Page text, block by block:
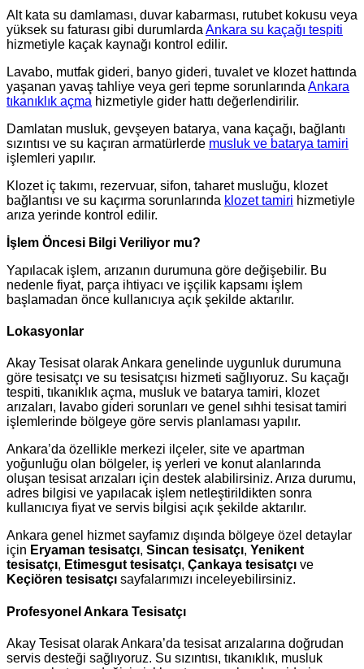
Alt kata su damlaması, duvar kabarması, rutubet kokusu veya
yüksek su faturası gibi durumlarda Ankara su kaçağı tespiti
hizmetiyle kaçak kaynağı kontrol edilir.
Lavabo, mutfak gideri, banyo gideri, tuvalet ve klozet hattında
yaşanan yavaş tahliye veya geri tepme sorunlarında Ankara
tıkanıklık açma hizmetiyle gider hattı değerlendirilir.
Damlatan musluk, gevşeyen batarya, vana kaçağı, bağlantı
sızıntısı ve su kaçıran armatürlerde musluk ve batarya tamiri
işlemleri yapılır.
Klozet iç takımı, rezervuar, sifon, taharet musluğu, klozet
bağlantısı ve su kaçırma sorunlarında klozet tamiri hizmetiyle
arıza yerinde kontrol edilir.
İşlem Öncesi Bilgi Veriliyor mu?
Yapılacak işlem, arızanın durumuna göre değişebilir. Bu
nedenle fiyat, parça ihtiyacı ve işçilik kapsamı işlem
başlamadan önce kullanıcıya açık şekilde aktarılır.
Lokasyonlar
Akay Tesisat olarak Ankara genelinde uygunluk durumuna
göre tesisatçı ve su tesisatçısı hizmeti sağlıyoruz. Su kaçağı
tespiti, tıkanıklık açma, musluk ve batarya tamiri, klozet
arızaları, lavabo gideri sorunları ve genel sıhhi tesisat tamiri
işlemlerinde bölgeye göre servis planlaması yapılır.
Ankara’da özellikle merkezi ilçeler, site ve apartman
yoğunluğu olan bölgeler, iş yerleri ve konut alanlarında
oluşan tesisat arızaları için destek alabilirsiniz. Arıza durumu,
adres bilgisi ve yapılacak işlem netleştirildikten sonra
kullanıcıya fiyat ve servis bilgisi açık şekilde aktarılır.
Ankara genel hizmet sayfamız dışında bölgeye özel detaylar
için Eryaman tesisatçı, Sincan tesisatçı, Yenikent
tesisatçı, Etimesgut tesisatçı, Çankaya tesisatçı ve
Keçiören tesisatçı sayfalarımızı inceleyebilirsiniz.
Profesyonel Ankara Tesisatçı
Akay Tesisat olarak Ankara’da tesisat arızalarına doğrudan
servis desteği sağlıyoruz. Su sızıntısı, tıkanıklık, musluk